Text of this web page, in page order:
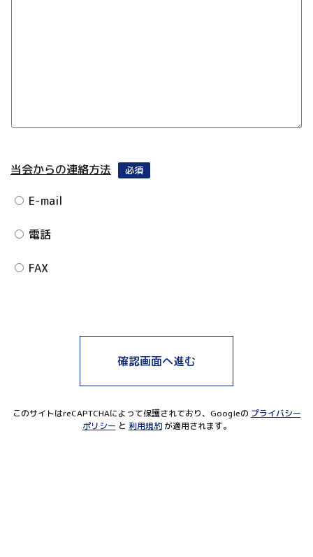
当会からの連絡方法 必須
E-mail
電話
FAX
このサイトはreCAPTCHAによって保護されており、Googleの プライバシー
ポリシー と 利用規約が適用されます。